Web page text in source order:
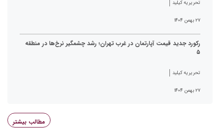
تحریریه کیلید
۲۷ بهمن ۱۴۰۴
رکورد جدید قیمت آپارتمان در غرب تهران؛ رشد چشمگیر نرخ‌ها در منطقه
۵
تحریریه کیلید
۲۷ بهمن ۱۴۰۴
مطالب بیشتر